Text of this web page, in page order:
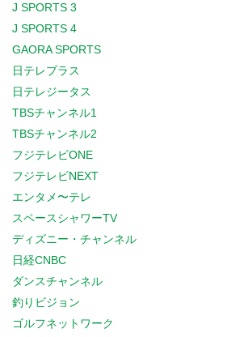
J SPORTS 3
J SPORTS 4
GAORA SPORTS
日テレプラス
日テレジータス
TBSチャンネル1
TBSチャンネル2
フジテレビONE
フジテレビNEXT
エンタメ〜テレ
スペースシャワーTV
ディズニー・チャンネル
日経CNBC
ダンスチャンネル
釣りビジョン
ゴルフネットワーク